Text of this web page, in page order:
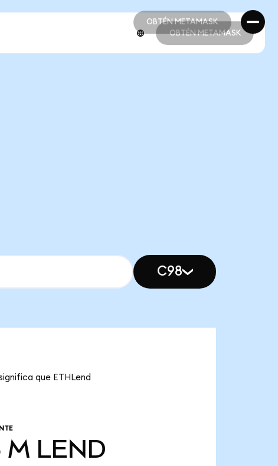
OBTÉN METAMASK
OBTÉN METAMASK
OBTÉN METAMASK
C98
que ETHLend
M LEND